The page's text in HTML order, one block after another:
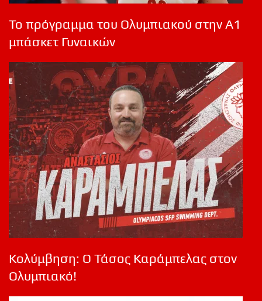
Το πρόγραμμα του Ολυμπιακού στην Α1
μπάσκετ Γυναικών
Κολύμβηση: Ο Τάσος Καράμπελας στον
Ολυμπιακό!